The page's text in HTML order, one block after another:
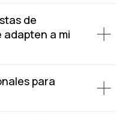
de
a mi
para